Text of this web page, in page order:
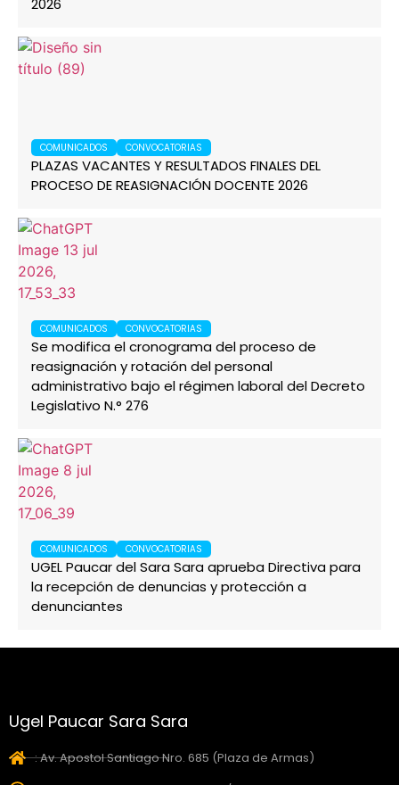
2026
COMUNICADOS CONVOCATORIAS
PLAZAS VACANTES Y RESULTADOS FINALES DEL
PROCESO DE REASIGNACIÓN DOCENTE 2026
COMUNICADOS CONVOCATORIAS
Se modifica el cronograma del proceso de
reasignación y rotación del personal
administrativo bajo el régimen laboral del Decreto
Legislativo N.° 276
COMUNICADOS CONVOCATORIAS
UGEL Paucar del Sara Sara aprueba Directiva para
la recepción de denuncias y protección a
denunciantes
Ugel Paucar Sara Sara
: Av. Apostol Santiago Nro. 685 (Plaza de Armas)